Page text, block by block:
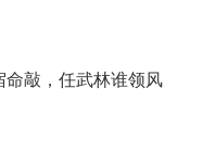
敲，任武林谁领风